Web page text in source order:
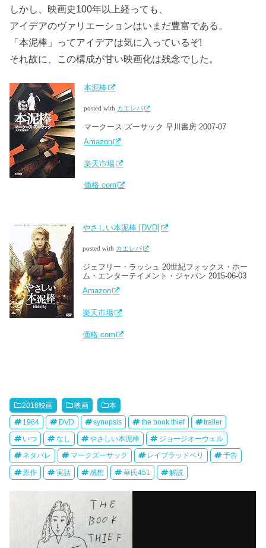
しかし、映画史100年以上経っても、
アイデアのヴァリエーションはいまだ豊富である。
「本泥棒」ってアイデアは気に入っているぞ!
それ故に、この構成が甘い映画化は残念でした。
本泥棒
posted with カエレバ
マークース ズーサック 早川書房 2007-07
Amazon
楽天市場
価格.com
やさしい本泥棒 [DVD]
posted with カエレバ
ジェフリー・ラッシュ 20世紀フォックス・ホー
ム・エンターテイメント・ジャパン 2015-06-03
Amazon
楽天市場
価格.com
2016映画 映画 本
1984 DVD synopsis the book thief trailer
いつ なし やさしい本泥棒 ジョージオーウェル
ネタバレ マークズーサック レイブラッドベリ 予告
原作 実話 感想 華氏451 解説